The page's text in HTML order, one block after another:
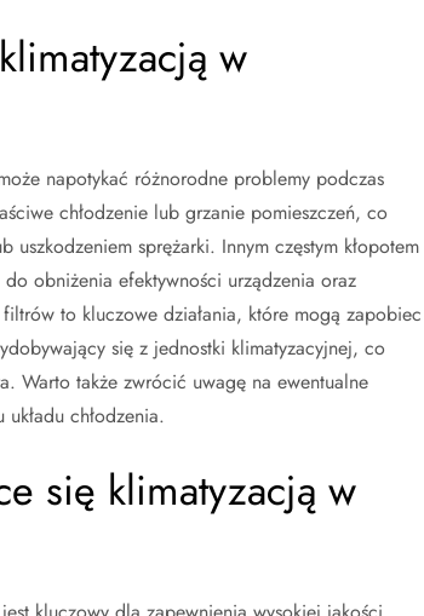
w
napotykać różnorodne problemy podczas
chłodzenie lub grzanie pomieszczeń, co
sprężarki. Innym częstym kłopotem
obniżenia efektywności urządzenia oraz
to kluczowe działania, które mogą zapobiec
się z jednostki klimatyzacyjnej, co
Warto także zwrócić uwagę na ewentualne
chłodzenia.
się klimatyzacją w